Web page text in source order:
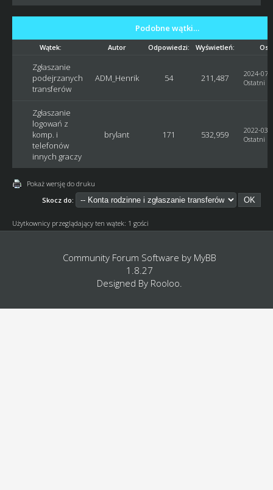
Podobne wątki…
Wątek: Autor Odpowiedzi: Wyświetleń:
Zgłaszanie
podejrzanych
transferów
ADM_Henrik 54 211,487
2024-07-
Ostatni
Zgłaszanie
logowań z
komp. i
telefonów
innych graczy
brylant 171 532,959
2022-03-
Ostatni
Pokaż wersję do druku
Skocz do:
Użytkownicy przeglądający ten wątek: 1 gości
Community Forum Software by MyBB
1.8.27
Designed By Rooloo.